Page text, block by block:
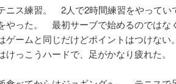
ニス練習。 2人で2時間練習をやってい
やった。 最初サーブで始めるのではな
ゲームと同じだけどポイントはつけない。
けっこうハードで、足がかなり疲れた。